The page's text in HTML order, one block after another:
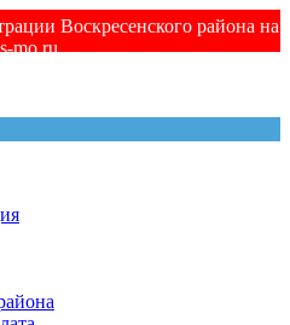
Воскресенского района на
mo.ru